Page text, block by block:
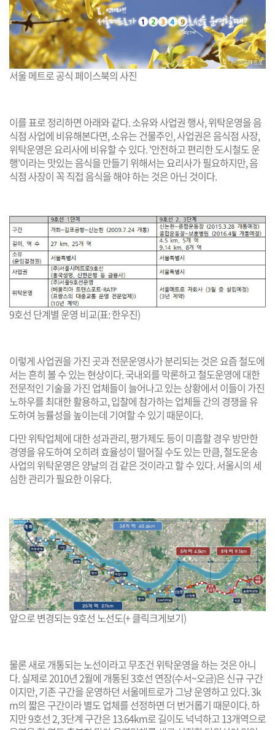
서울 메트로 공식 페이스북의 사진
이를 표로 정리하면 아래와 같다. 소유와 사업권 행사, 위탁운영을 음
식점 사업에 비유해본다면, 소유는 건물주인, 사업권은 음식점 사장,
위탁운영은 요리사에 비유할 수 있다. '안전하고 편리한 도시철도 운
행'이라는 맛있는 음식을 만들기 위해서는 요리사가 필요하지만, 음
식점 사장이 꼭 직접 음식을 해야 하는 것은 아닌 것이다.
9호선 단계별 운영 비교(표: 한우진)
이렇게 사업권을 가진 곳과 전문운영사가 분리되는 것은 요즘 철도에
서는 흔히 볼 수 있는 현상이다. 국내외를 막론하고 철도운영에 대한
전문적인 기술을 가진 업체들이 늘어나고 있는 상황에서 이들이 가진
노하우를 최대한 활용하고, 입찰에 참가하는 업체들 간의 경쟁을 유
도하여 능률성을 높이는데 기여할 수 있기 때문이다.
다만 위탁업체에 대한 성과관리, 평가제도 등이 미흡할 경우 방만한
경영을 유도하여 오히려 효율성이 떨어질 수도 있는 만큼, 철도운송
사업의 위탁운영은 양날의 검 같은 것이라고 할 수 있다. 서울시의 세
심한 관리가 필요한 이유다.
앞으로 변경되는 9호선 노선도(+ 클릭크게보기)
물론 새로 개통되는 노선이라고 무조건 위탁운영을 하는 것은 아니
다. 실제로 2010년 2월에 개통된 3호선 연장(수서~오금)은 신규 구간
이지만, 기존 구간을 운영하던 서울메트로가 그냥 운영하고 있다. 3k
m의 짧은 구간이라 별도 업체를 선정하면 더 번거롭기 때문이다. 하
지만 9호선 2, 3단계 구간은 13.64km로 길이도 넉넉하고 13개역으로